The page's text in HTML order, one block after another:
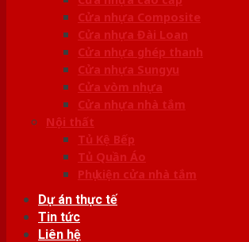
Cửa nhựa Composite
Cửa nhựa Đài Loan
Cửa nhựa ghép thanh
Cửa nhựa Sungyu
Cửa vòm nhựa
Cửa nhựa nhà tắm
Nội thất
Tủ Kệ Bếp
Tủ Quần Áo
Phụ kiện cửa nhà tắm
Dự án thực tế
Tin tức
Liên hệ